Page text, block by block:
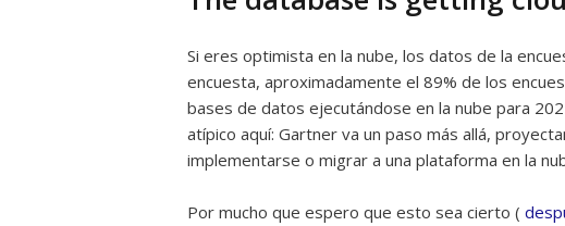
Si eres optimista en la nube, los datos de la
encuesta, aproximadamente el 89% de los
bases de datos ejecutándose en la nube para
atípico aquí: Gartner va un paso más allá,
implementarse o migrar a una plataforma en la
Por mucho que espero que esto sea cierto (